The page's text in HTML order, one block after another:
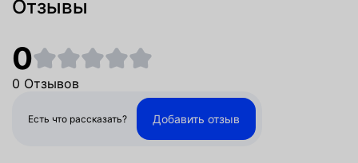
Отзывы
0
0 Отзывов
Есть что рассказать? Добавить отзыв